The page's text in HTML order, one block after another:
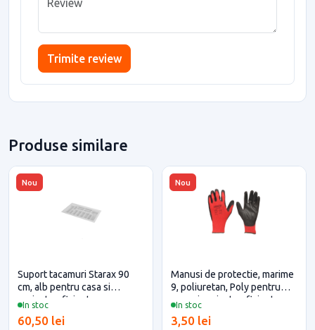
Trimite review
Produse similare
Nou
In stoc
Suport tacamuri Starax 90
cm, alb pentru casa si
proiecte eficiente
60,50 lei
Nou
In stoc
Manusi de protectie, marime
9, poliuretan, Poly pentru
casa si proiecte eficiente
3,50 lei